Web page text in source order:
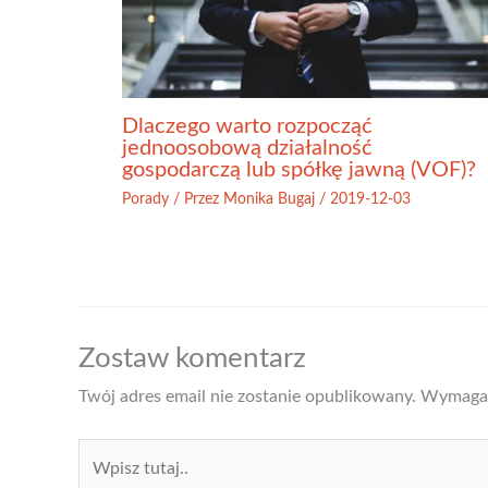
Dlaczego warto rozpocząć
jednoosobową działalność
gospodarczą lub spółkę jawną (VOF)?
Porady / Przez Monika Bugaj / 2019-12-03
Zostaw komentarz
Twój adres email nie zostanie opublikowany.